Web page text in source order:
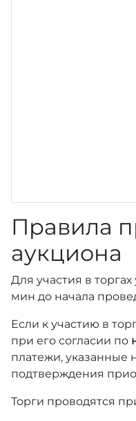
Правила
аукциона
Для участия в
мин до начала
Если к участию в
при его согласии по
платежи, указанные
подтверждения
Торги проводятся